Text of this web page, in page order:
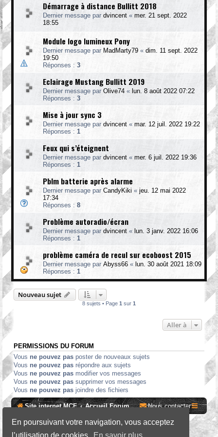
En poursuivant votre navigation, vous acceptez
Démarrage à distance Bullitt 2018
Dernier message par dvincent « mer. 21 sept. 2022
18:55
Module logo lumineux Pony
Dernier message par MadMarty79 « dim. 11 sept. 2022
19:50
Réponses : 3
Eclairage Mustang Bullitt 2019
Dernier message par Olive74 « lun. 8 août 2022 07:22
Réponses : 3
Mise à jour sync 3
Dernier message par dvincent « mar. 12 juil. 2022 19:22
Réponses : 1
Feux qui s’éteignent
Dernier message par dvincent « mer. 6 juil. 2022 19:36
Réponses : 1
Pblm batterie après alarme
Dernier message par CandyKiki « jeu. 12 mai 2022
17:34
Réponses : 8
Problème autoradio/écran
Dernier message par dvincent « lun. 3 janv. 2022 16:06
Réponses : 1
problème caméra de recul sur ecoboost 2015
Dernier message par Abyss66 « lun. 30 août 2021 18:09
Réponses : 1
Nouveau sujet
8 sujets • Page 1 sur 1
Aller à
PERMISSIONS DU FORUM
Vous ne pouvez pas poster de nouveaux sujets
Vous ne pouvez pas répondre aux sujets
Vous ne pouvez pas modifier vos messages
Vous ne pouvez pas supprimer vos messages
Vous ne pouvez pas joindre des fichiers
Site internet MCF Accueil Forum Nous contacter
*SE Gamer Style byphpBB Styles